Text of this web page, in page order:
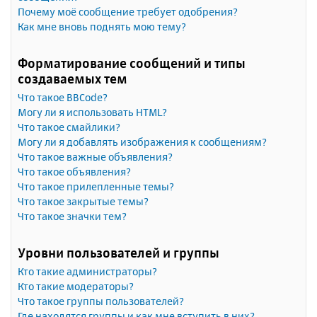
Почему моё сообщение требует одобрения?
Как мне вновь поднять мою тему?
Форматирование сообщений и типы
создаваемых тем
Что такое BBCode?
Могу ли я использовать HTML?
Что такое смайлики?
Могу ли я добавлять изображения к сообщениям?
Что такое важные объявления?
Что такое объявления?
Что такое прилепленные темы?
Что такое закрытые темы?
Что такое значки тем?
Уровни пользователей и группы
Кто такие администраторы?
Кто такие модераторы?
Что такое группы пользователей?